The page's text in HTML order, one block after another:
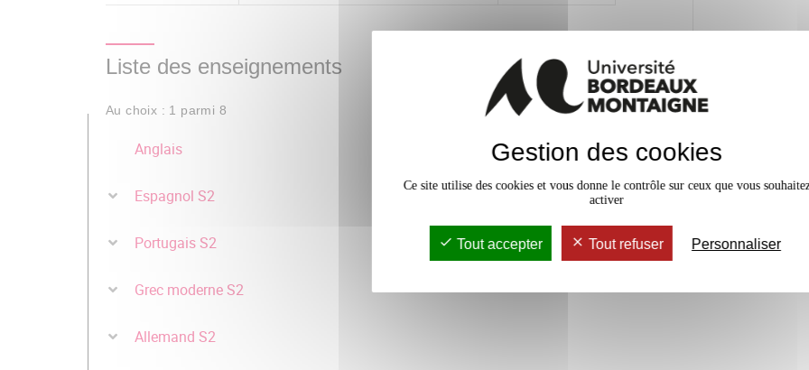
Liste des enseignements
Au choix : 1 parmi 8
Anglais 3 crédits
Espagnol S2
Portugais S2
Grec moderne S2
Allemand S2
Gestion des cookies
Ce site utilise des cookies et vous donne le contrôle sur ceux que vous
activer
Tout accepter Tout refuser Personnaliser